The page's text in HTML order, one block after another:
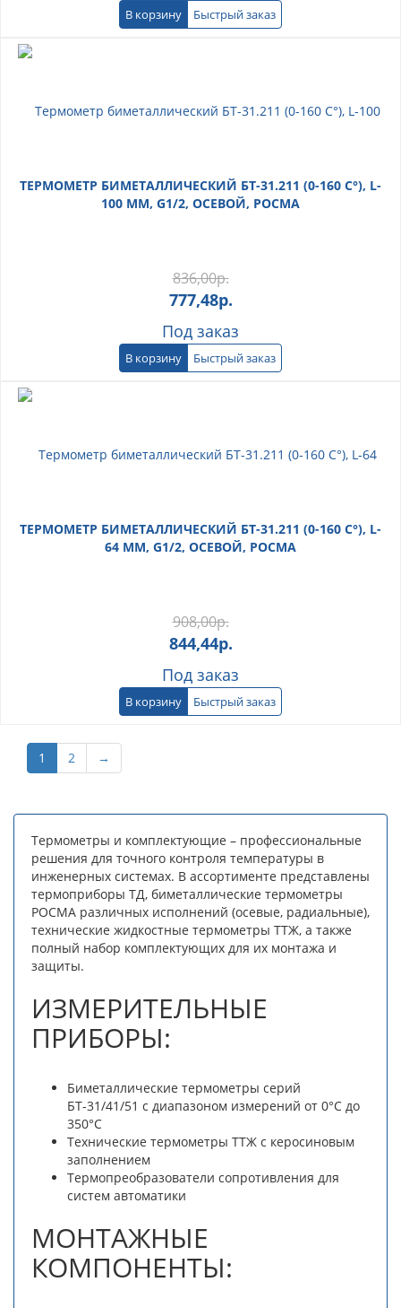
В корзину Быстрый заказ
ТЕРМОМЕТР БИМЕТАЛЛИЧЕСКИЙ БТ-31.211 (0-160 С°), L-
100 ММ, G1/2, ОСЕВОЙ, РОСМА
836,00р.
777,48р.
Под заказ
В корзину Быстрый заказ
ТЕРМОМЕТР БИМЕТАЛЛИЧЕСКИЙ БТ-31.211 (0-160 С°), L-
64 ММ, G1/2, ОСЕВОЙ, РОСМА
908,00р.
844,44р.
Под заказ
В корзину Быстрый заказ
1 2 →
Термометры и комплектующие – профессиональные
решения для точного контроля температуры в
инженерных системах. В ассортименте представлены
термоприборы ТД, биметаллические термометры
РОСМА различных исполнений (осевые, радиальные),
технические жидкостные термометры ТТЖ, а также
полный набор комплектующих для их монтажа и
защиты.
ИЗМЕРИТЕЛЬНЫЕ
ПРИБОРЫ:
Биметаллические термометры серий
БТ-31/41/51 с диапазоном измерений от 0°C до
350°C
Технические термометры ТТЖ с керосиновым
заполнением
Термопреобразователи сопротивления для
систем автоматики
МОНТАЖНЫЕ
КОМПОНЕНТЫ: